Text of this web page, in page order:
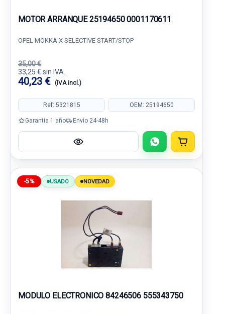
MOTOR ARRANQUE 25194650 0001170611
OPEL MOKKA X SELECTIVE START/STOP
35,00 €
33,25 € sin IVA.
40,23 € (IVA incl.)
Ref: 5321815 OEM: 25194650
Garantía 1 año Envío 24-48h
-5% USADO NOVEDAD
MODULO ELECTRONICO 84246506 555343750